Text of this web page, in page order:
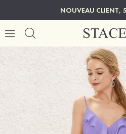
NOUVEAU CLIENT,